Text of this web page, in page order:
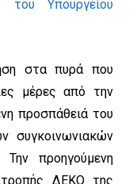
Υπουργείου
στα πυρά που
μέρες από την
προσπάθειά του
συγκοινωνιακών
προηγούμενη
ΔΕΚΟ της